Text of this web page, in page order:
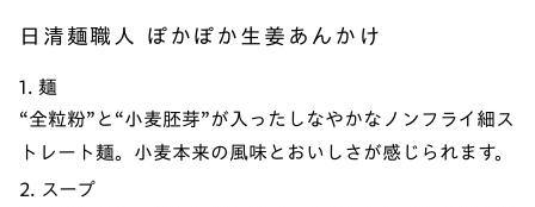
日清麺職人 ぽかぽか生姜あんかけ
1. 麺
“全粒粉”と“小麦胚芽”が入ったしなやかなノンフライ細ス
トレート麺。小麦本来の風味とおいしさが感じられます。
2. スープ